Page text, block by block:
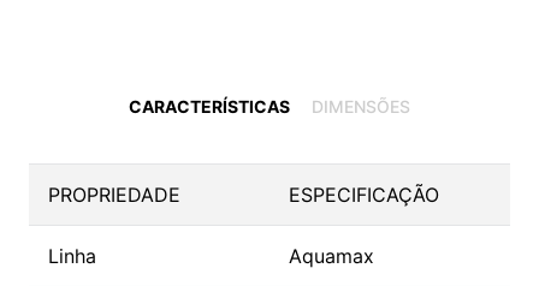
CARACTERÍSTICAS DIMENSÕES
PROPRIEDADE ESPECIFICAÇÃO
Linha Aquamax